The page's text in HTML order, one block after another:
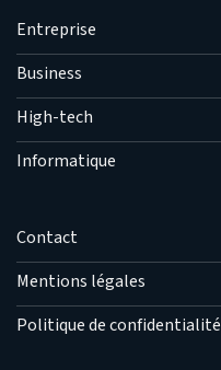
Entreprise
Business
High-tech
Informatique
Contact
Mentions légales
Politique de confidentialité